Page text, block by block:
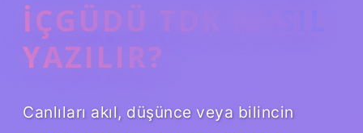
İÇGÜDÜ TDK NASIL
YAZILIR?
Canlıları akıl, düşünce veya bilincin